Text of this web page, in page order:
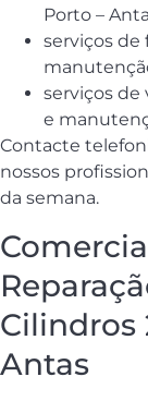
Porto –
serviços de
serviços de
e
Contacte
nossos
da semana.
Cilindros
Antas